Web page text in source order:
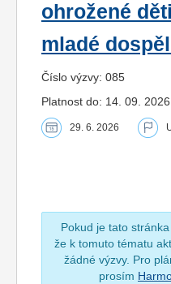
ohrožené
mladé
Číslo výzvy: 085
Platnost do: 14. 09.
29. 6. 2026
Pokud je tato
že k tomuto tématu
žádné výzvy. Pro
prosím